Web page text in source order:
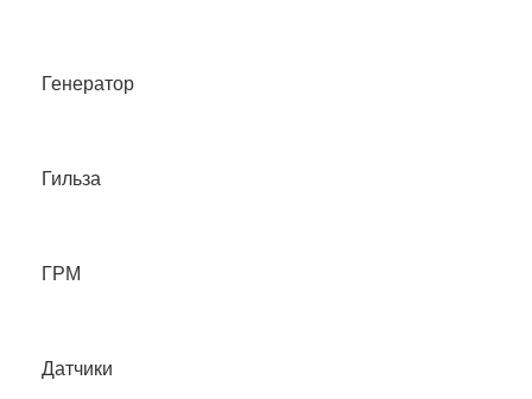
Генератор
Гильза
ГРМ
Датчики